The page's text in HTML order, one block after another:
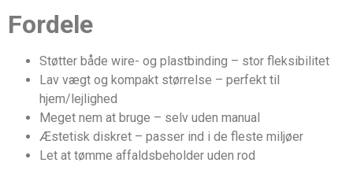
Fordele
Støtter både wire- og plastbinding – stor fleksibilitet
Lav vægt og kompakt størrelse – perfekt til
hjem/lejlighed
Meget nem at bruge – selv uden manual
Æstetisk diskret – passer ind i de fleste miljøer
Let at tømme affaldsbeholder uden rod